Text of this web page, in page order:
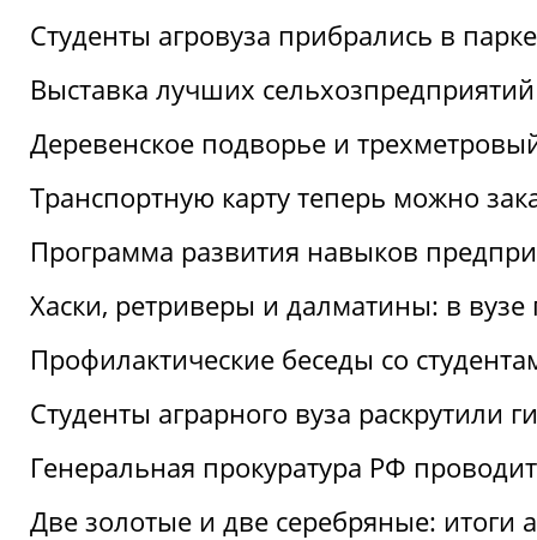
Студенты агровуза прибрались в
Выставка лучших
Деревенское подворье и
Транспортную карту теперь можно
Программа развития навыков
Хаски, ретриверы и далматины: в вузе
Профилактические беседы со
Студенты аграрного вуза раскрутили
Генеральная прокуратура РФ
Две золотые и две серебряные: